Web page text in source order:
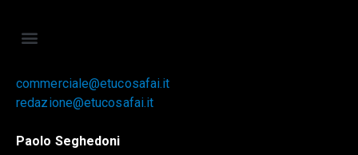
commerciale@etucosafai.it
redazione@etucosafai.it
Paolo Seghedoni